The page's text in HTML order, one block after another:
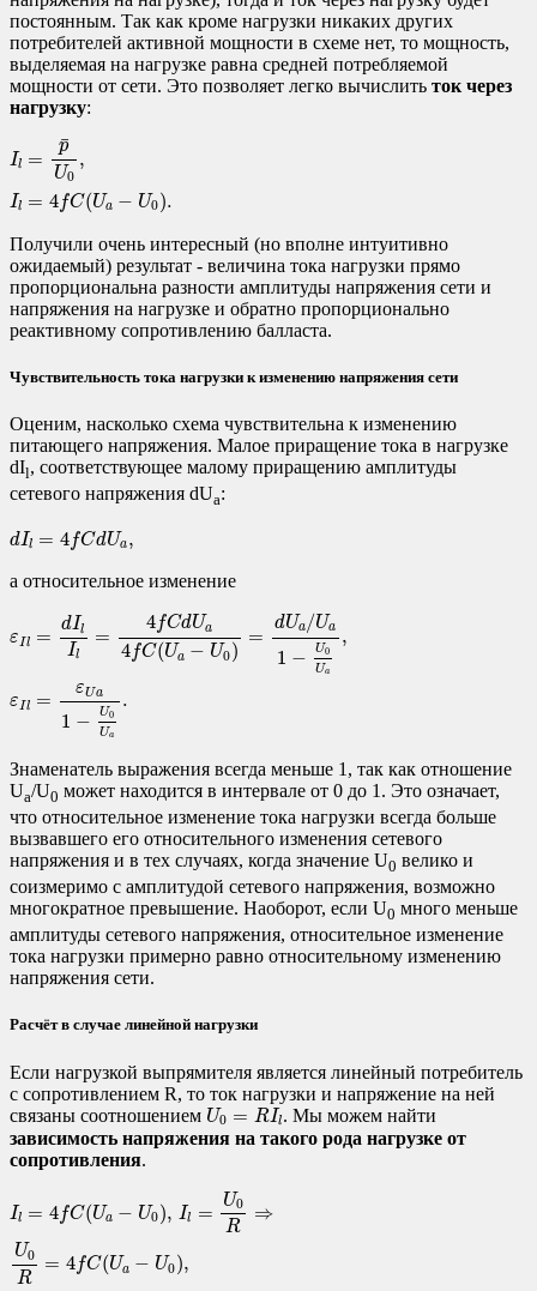
постоянным. Так как кроме нагрузки никаких других
потребителей активной мощности в схеме нет, то мощность,
выделяемая на нагрузке равна средней потребляемой
мощности от сети. Это позволяет легко вычислить ток через
нагрузку:
Il =
¯
p
U0
,
Il = 4fC(Ua − U0).
Получили очень интересный (но вполне интуитивно
ожидаемый) результат - величина тока нагрузки прямо
пропорциональна разности амплитуды напряжения сети и
напряжения на нагрузке и обратно пропорционально
реактивному сопротивлению балласта.
Чувствительность тока нагрузки к изменению напряжения сети
Оценим, насколько схема чувствительна к изменению
питающего напряжения. Малое приращение тока в нагрузке
dIl, соответствующее малому приращению амплитуды
сетевого напряжения dUa:
dIl = 4fCdUa ,
d 4f CdUa,
а относительное изменение
εIl =
dIl
Il
=
4fCdUa
4fC(Ua − U0)
=
dUa /Ua
1 − U0
Ua
,
εIl =
εUa
1 − U0
Ua
.
Il= 4 fC( Ua− Ua/U a1−
Знаменатель выражения всегда меньше 1, так как отношение
Ua/U0 может находится в интервале от 0 до 1. Это означает,
что относительное изменение тока нагрузки всегда больше
вызвавшего его относительного изменения сетевого
напряжения и в тех случаях, когда значение U0 велико и
соизмеримо с амплитудой сетевого напряжения, возможно
многократное превышение. Наоборот, если U0 много меньше
амплитуды сетевого напряжения, относительное изменение
тока нагрузки примерно равно относительному изменению
напряжения сети.
Расчёт в случае линейной нагрузки
Если нагрузкой выпрямителя является линейный потребитель
с сопротивлением R, то ток нагрузки и напряжение на ней
связаны соотношением U0 = RIl
U0= RIl
. Мы можем найти
зависимость напряжения на такого рода нагрузке от
сопротивления.
Il = 4fC(Ua − U0), Il = U0
R
⇒
U0
R
= 4fC(Ua − U0),
0R